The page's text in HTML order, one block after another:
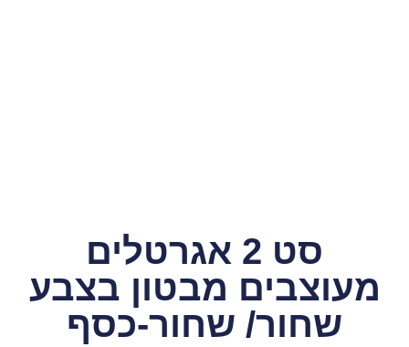
סט 2 אגרטלים
מעוצבים מבטון בצבע
שחור/ שחור-כסף